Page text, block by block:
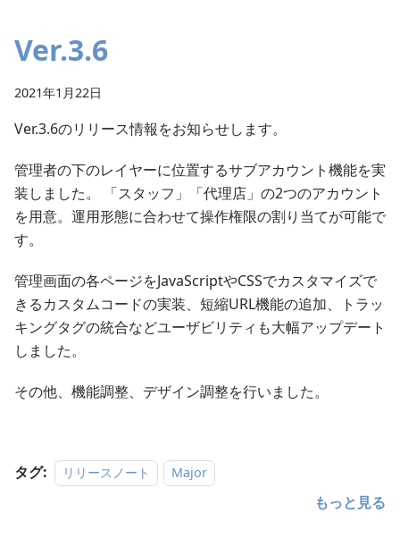
Ver.3.6
2021年1月22日
Ver.3.6のリリース情報をお知らせします。
管理者の下のレイヤーに位置するサブアカウント機能を実
装しました。 「スタッフ」「代理店」の2つのアカウント
を用意。運用形態に合わせて操作権限の割り当てが可能で
す。
管理画面の各ページをJavaScriptやCSSでカスタマイズで
きるカスタムコードの実装、短縮URL機能の追加、トラッ
キングタグの統合などユーザビリティも大幅アップデート
しました。
その他、機能調整、デザイン調整を行いました。
タグ: リリースノート Major
もっと見る